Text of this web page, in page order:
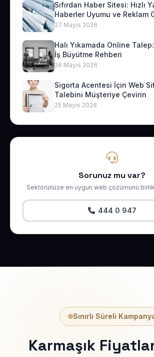
Sıfırdan Haber Sitesi: Hızlı
Haberler Uyumu ve Reklam
27 Mayıs 2026
Halı Yıkamada Online
İş Büyütme Rehberi
26 Mayıs 2026
Sigorta Acentesi İçin Web
Talebini Müşteriye Çevirin
25 Mayıs 2026
Sorunuz mu var?
Sektörünüze en uygun web çözümünü
444 0 947
Sınırlı Süreli
Karmaşık